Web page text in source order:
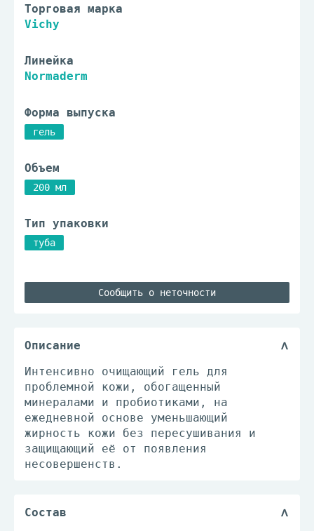
Торговая марка
Vichy
Линейка
Normaderm
Форма выпуска
гель
Объем
200 мл
Тип упаковки
туба
Сообщить о неточности
Описание
Интенсивно очищающий гель для
проблемной кожи, обогащенный
минералами и пробиотиками, на
ежедневной основе уменьшающий
жирность кожи без пересушивания и
защищающий её от появления
несовершенств.
Состав